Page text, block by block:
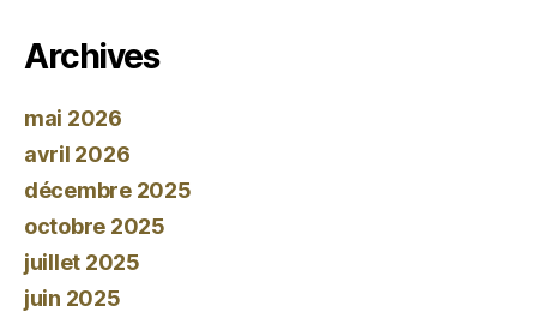
Archives
mai 2026
avril 2026
décembre 2025
octobre 2025
juillet 2025
juin 2025